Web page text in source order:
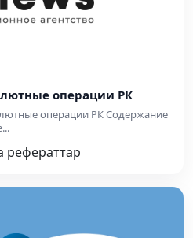
операции РК
операции РК Содержание
рефераттар